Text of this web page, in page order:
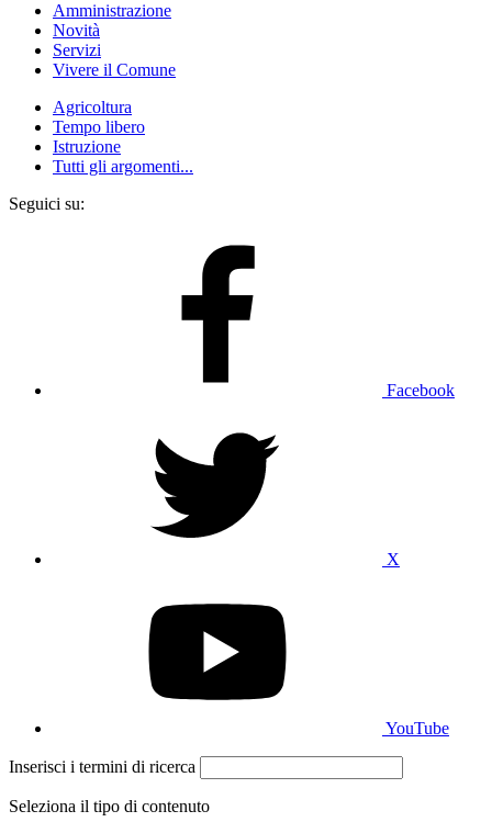
Amministrazione
Novità
Servizi
Vivere il Comune
Agricoltura
Tempo libero
Istruzione
Tutti gli argomenti...
Seguici su:
Facebook
X
YouTube
Inserisci i termini di ricerca
Seleziona il tipo di contenuto